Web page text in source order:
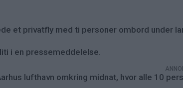
et privatfly med ti personer ombord under
i en pressemeddelelse.
lufthavn omkring midnat, hvor alle 10